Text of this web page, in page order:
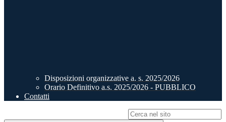
Disposizioni organizzative a. s. 2025/2026
Orario Definitivo a.s. 2025/2026 - PUBBLICO
Contatti